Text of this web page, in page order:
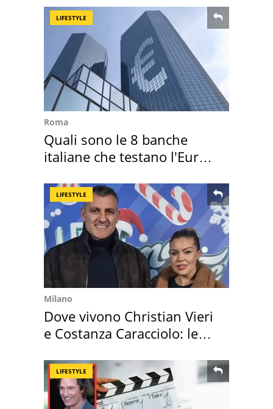
LIFESTYLE
Roma
Quali sono le 8 banche
italiane che testano l'Euro
LIFESTYLE
Milano
Dove vivono Christian Vieri
e Costanza Caracciolo: le
LIFESTYLE